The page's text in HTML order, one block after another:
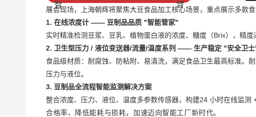
展会现场，上海朝辉将聚焦大豆食品加工核心场景， 重点展示多款
1. 在线浓度计 —— 豆制品品质 "智能管家"
实时精准检测豆浆、豆乳、植物蛋白液的浓度、糖度（Brix），精
2. 卫生型压力 / 液位变送器/流量/温度系列 —— 生产稳定 "安全卫
食品级材质：耐腐蚀、防粘附、易清洗，满足食品卫生最高标准。
压力与液位。
3. 豆制品全流程智能监测解决方案
整合浓度、压力、液位、温度多参数传感器，构建24 小时在线监测
合格率、降低能耗与损耗，加速迈向智能工厂新时代。